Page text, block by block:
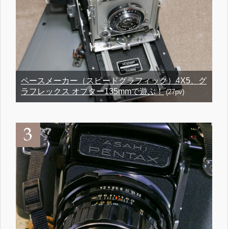
ペースメーカー（スピードグラフィック）4X5、グ
ラフレックス オプター135mmで遊ぶ！(27pv)